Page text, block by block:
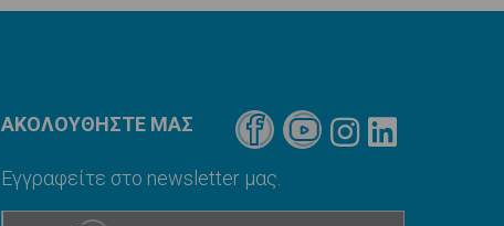
ΑΚΟΛΟΥΘΗΣΤΕ ΜΑΣ
Εγγραφείτε στο newsletter μας.